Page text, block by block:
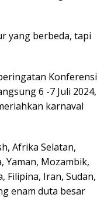
yang berbeda, tapi
Konferensi
6 -7 Juli 2024,
karnaval
Afrika Selatan,
Yaman, Mozambik,
Filipina, Iran, Sudan,
enam duta besar